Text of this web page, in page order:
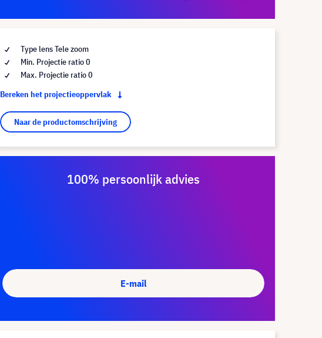
Type lens Tele zoom
Min. Projectie ratio 0
Max. Projectie ratio 0
Bereken het projectieoppervlak
Naar de productomschrijving
100% persoonlijk advies
E-mail